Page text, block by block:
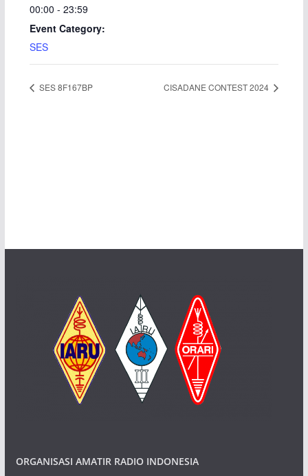
00:00 - 23:59
Event Category:
SES
SES 8F167BP CISADANE CONTEST 2024
ORGANISASI AMATIR RADIO INDONESIA